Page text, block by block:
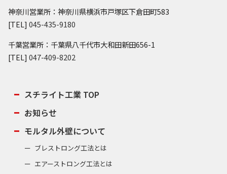
神奈川営業所：神奈川県横浜市戸塚区下倉田町583
[TEL] 045-435-9180
千葉営業所：千葉県八千代市大和田新田656-1
[TEL] 047-409-8202
スチライト工業 TOP
お知らせ
モルタル外壁について
ブレストロング工法とは
エアーストロング工法とは